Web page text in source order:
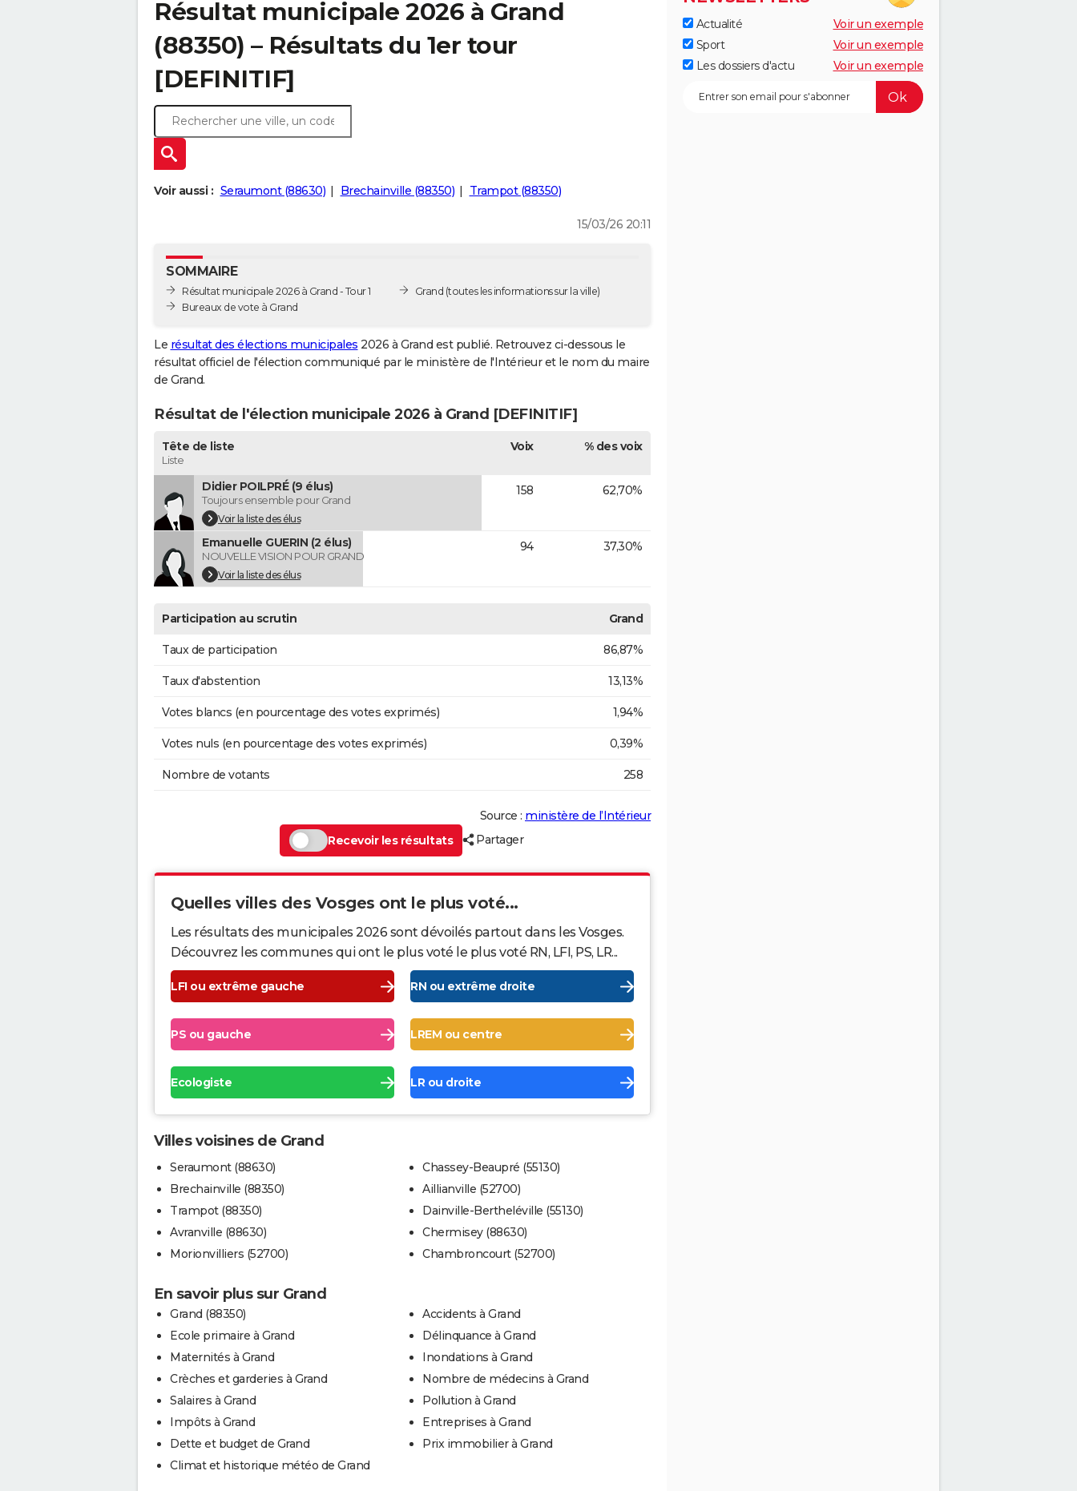
Résultat municipale 2026 à Grand
(88350) – Résultats du 1er tour
[DEFINITIF]
Voir aussi : Seraumont (88630) Brechainville (88350) Trampot (88350)
15/03/26 20:11
SOMMAIRE
Résultat municipale 2026 à Grand - Tour 1
Bureaux de vote à Grand
Grand (toutes les informations sur la ville)
Le résultat des élections municipales 2026 à Grand est publié. Retrouvez ci-dessous le
résultat officiel de l'élection communiqué par le ministère de l'Intérieur et le nom du maire
de Grand.
Résultat de l'élection municipale 2026 à Grand [DEFINITIF]
Tête de liste
Liste
Voix % des voix
Didier POILPRÉ (9 élus)
Toujours ensemble pour Grand
Voir la liste des élus
158 62,70%
Emanuelle GUERIN (2 élus)
NOUVELLE VISION POUR GRAND
Voir la liste des élus
94 37,30%
Participation au scrutin Grand
Taux de participation 86,87%
Taux d'abstention 13,13%
Votes blancs (en pourcentage des votes exprimés) 1,94%
Votes nuls (en pourcentage des votes exprimés) 0,39%
Nombre de votants 258
Source : ministère de l’Intérieur
Recevoir les résultats
Partager
Quelles villes des Vosges ont le plus voté...
Les résultats des municipales 2026 sont dévoilés partout dans les Vosges.
Découvrez les communes qui ont le plus voté le plus voté RN, LFI, PS, LR...
LFI ou extrême gauche RN ou extrême droite
PS ou gauche LREM ou centre
Ecologiste LR ou droite
Villes voisines de Grand
Seraumont (88630)
Brechainville (88350)
Trampot (88350)
Avranville (88630)
Morionvilliers (52700)
Chassey-Beaupré (55130)
Aillianville (52700)
Dainville-Bertheléville (55130)
Chermisey (88630)
Chambroncourt (52700)
En savoir plus sur Grand
Grand (88350)
Ecole primaire à Grand
Maternités à Grand
Crèches et garderies à Grand
Salaires à Grand
Impôts à Grand
Dette et budget de Grand
Climat et historique météo de Grand
Accidents à Grand
Délinquance à Grand
Inondations à Grand
Nombre de médecins à Grand
Pollution à Grand
Entreprises à Grand
Prix immobilier à Grand
Actualité
Voir un exemple
Sport
Voir un exemple
Les dossiers d'actu
Voir un exemple